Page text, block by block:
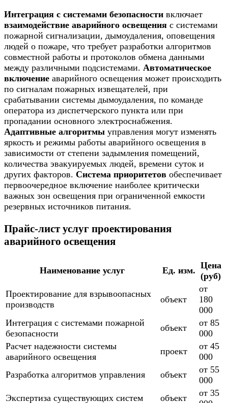
Интеграция с системами безопасности включает
взаимодействие аварийного освещения с системами
пожарной сигнализации, дымоудаления, оповещения
людей о пожаре, что требует разработки алгоритмов
совместной работы и протоколов обмена данными
между различными подсистемами. Автоматическое
включение аварийного освещения может происходить
по сигналам пожарных извещателей, при
срабатывании системы дымоудаления, по команде
оператора из диспетчерского пункта или при
пропадании основного электроснабжения.
Адаптивные алгоритмы управления могут изменять
яркость и режимы работы аварийного освещения в
зависимости от степени задымления помещений,
количества эвакуируемых людей, времени суток и
других факторов. Система приоритетов обеспечивает
первоочередное включение наиболее критически
важных зон освещения при ограниченной емкости
резервных источников питания.
Прайс-лист услуг проектирования
аварийного освещения
Наименование услуг Ед. изм. Цена
(руб)
Проектирование для взрывоопасных
производств
объект
от
180
000
Интеграция с системами пожарной
безопасности
объект
от 85
000
Расчет надежности системы
аварийного освещения
проект
от 45
000
Разработка алгоритмов управления
объект
от 55
000
Экспертиза существующих систем
объект
от 35